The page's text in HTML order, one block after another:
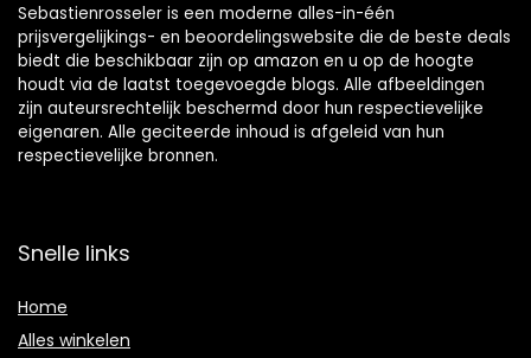
Sebastienrosseler is een moderne alles-in-één
prijsvergelijkings- en beoordelingswebsite die de beste deals
biedt die beschikbaar zijn op amazon en u op de hoogte
houdt via de laatst toegevoegde blogs. Alle afbeeldingen
zijn auteursrechtelijk beschermd door hun respectievelijke
eigenaren. Alle geciteerde inhoud is afgeleid van hun
respectievelijke bronnen.
Snelle links
Home
Alles winkelen